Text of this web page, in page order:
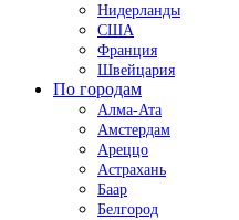
Нидерланды
США
Франция
Швейцария
По городам
Алма-Ата
Амстердам
Ареццо
Астрахань
Баар
Белгород